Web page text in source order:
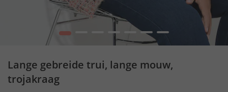
1 4 5 6 7
Lange gebreide trui, lange mouw,
trojakraag